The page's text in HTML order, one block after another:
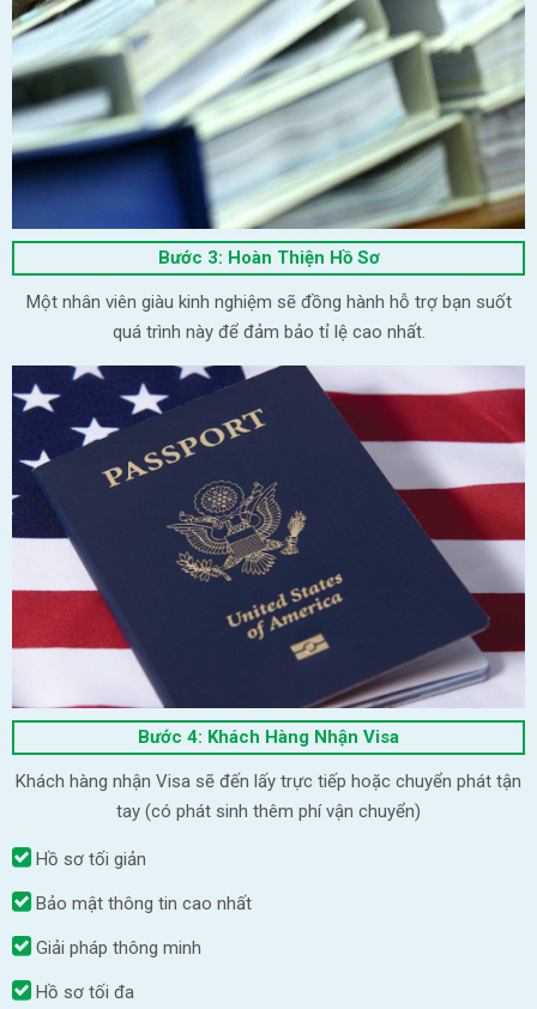
Bước 3: Hoàn Thiện Hồ Sơ
Một nhân viên giàu kinh nghiệm sẽ đồng hành hỗ trợ bạn suốt
quá trình này để đảm bảo tỉ lệ cao nhất.
Bước 4: Khách Hàng Nhận Visa
Khách hàng nhận Visa sẽ đến lấy trực tiếp hoặc chuyển phát tận
tay (có phát sinh thêm phí vận chuyển)
Hồ sơ tối giản
Bảo mật thông tin cao nhất
Giải pháp thông minh
Hồ sơ tối đa